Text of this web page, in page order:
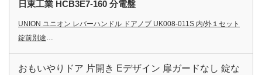
日東工業 HCB3E7-160 分電盤
UNION ユニオン レバーハンドル ドアノブ UK008-011S 内/外１セット
錠前別途…
おもいやりドア 片開き Eデザイン 扉ガードなし 錠な